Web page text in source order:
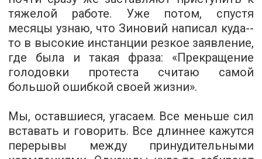
тяжелой работе. Уже потом, спустя
месяцы узнаю, что Зиновий написал куда-­
то в высокие инстанции резкое заявление,
где была и такая фраза: «Прекращение
голодовки протеста считаю самой
большой ошибкой своей жизни».
Мы, оставшиеся, угасаем. Все меньше сил
вставать и говорить. Все длиннее кажутся
перерывы между принудительными